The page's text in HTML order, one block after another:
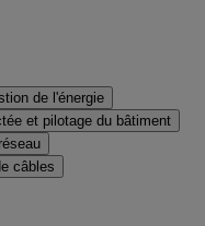
de l'énergie
et pilotage du bâtiment
câbles